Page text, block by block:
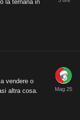
la ternana in
vendere o
altra cosa.